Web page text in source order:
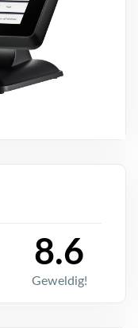
8.6
Geweldig!